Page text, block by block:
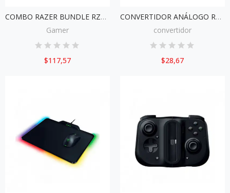
COMBO RAZER BUNDLE RZ85-02741400-B311
Gamer
$117,57
CONVERTIDOR ANÁLOGO RAZER ENHACER
convertidor
$28,67